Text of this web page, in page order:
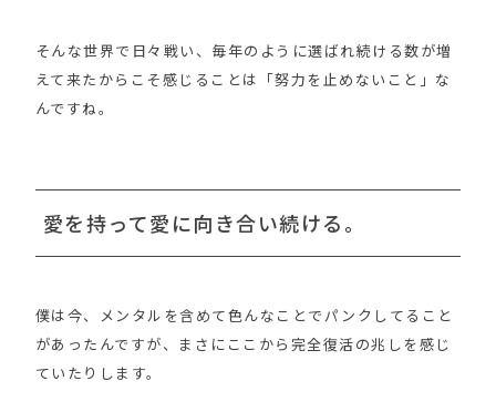
そんな世界で日々戦い、毎年のように選ばれ続ける数が増
えて来たからこそ感じることは「努力を止めないこと」な
んですね。
愛を持って愛に向き合い続ける。
僕は今、メンタルを含めて色んなことでパンクしてること
があったんですが、まさにここから完全復活の兆しを感じ
ていたりします。